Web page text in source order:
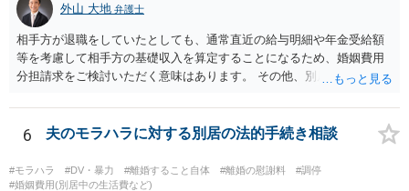
外山 大地 弁護士
相手方が退職をしていたとしても、通常直近の給与明細や年金受給額
等を考慮して相手方の基礎収入を算定することになるため、婚姻費用
分担請求をご検討いただく意味はあります。 その他、別居の経緯、質
て、ご検討いただくのが良いかと思います。
6 夫のモラハラに対する別居の法的手続き相談
#モラハラ #DV・暴力 #離婚すること自体 #離婚の慰謝料
#調停
#婚姻費用(別居中の生活費など)